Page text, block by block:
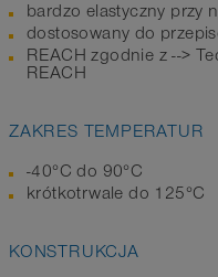
bardzo elastyczny przy
dostosowany do
REACH zgodnie z -->
REACH
ZAKRES TEMPERATUR
-40°C do 90°C
krótkotrwale do 125°C
KONSTRUKCJA